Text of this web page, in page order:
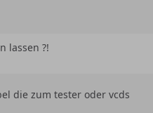
lassen ?!
die zum tester oder vcds